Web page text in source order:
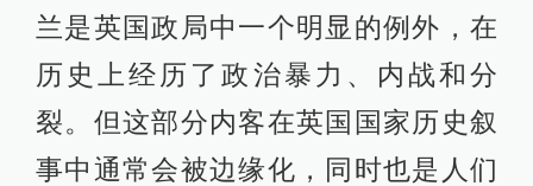
兰是英国政局中一个明显的例外，在
历史上经历了政治暴力、内战和分
裂。但这部分内客在英国国家历史叙
事中通常会被边缘化，同时也是人们